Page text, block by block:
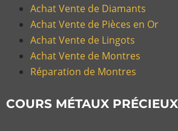
Achat Vente de Diamants
Achat Vente de Pièces en Or
Achat Vente de Lingots
Achat Vente de Montres
Réparation de Montres
COURS MÉTAUX PRÉCIEUX